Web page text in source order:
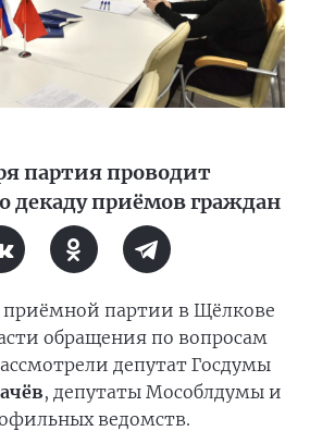
партия проводит
декаду приёмов граждан
партии в Щёлкове
обращения по вопросам
депутат Госдумы
, депутаты Мособлдумы и
ведомств.